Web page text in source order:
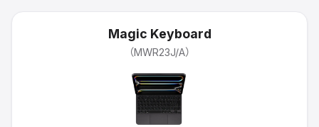
Magic Keyboard
（MWR23J/A）